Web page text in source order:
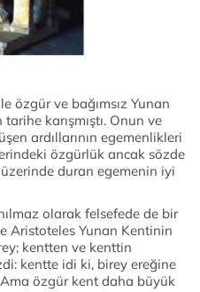
özgür ve bağımsız Yunan
karışmıştı. Onun ve
ardıllarının egemenlikleri
özgürlük ancak sözde
duran egemenin iyi
olarak felsefede de bir
Aristoteles Yunan Kentinin
kentten ve kenttin
kentte idi ki, birey ereğine
Ama özgür kent daha büyük